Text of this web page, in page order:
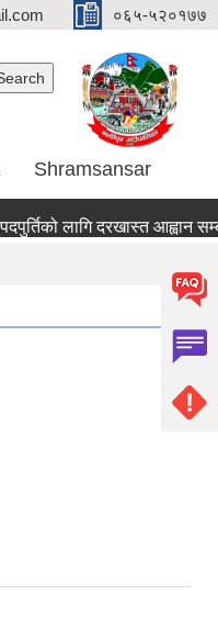
०६५-५२०१७७
Shramsansar
लागि दरखास्त आह्वान